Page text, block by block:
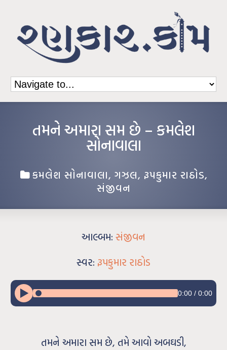
તમને અમારા સમ છે – કમલેશ
સોનાવાલા
કમલેશ સોનાવાલા, ગઝલ, રૂપકુમાર રાઠોડ,
સંજીવન
આલ્બમ: સંજીવન
સ્વર: રૂપકુમાર રાઠોડ
0:00/ 0:00
તમને અમારા સમ છે, તમે આવો અબઘડી,